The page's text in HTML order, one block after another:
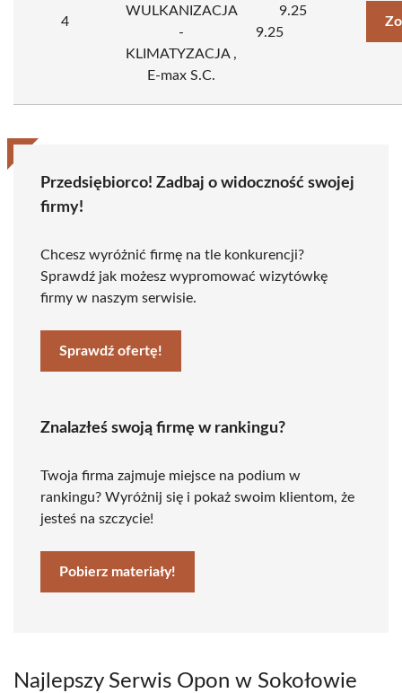
4
WULKANIZACJA
-
KLIMATYZACJA ,
E-max S.C.
9.25
9.25
Przedsiębiorco! Zadbaj o widoczność swojej
firmy!
Chcesz wyróżnić firmę na tle konkurencji?
Sprawdź jak możesz wypromować wizytówkę
firmy w naszym serwisie.
Sprawdź ofertę!
Znalazłeś swoją firmę w rankingu?
Twoja firma zajmuje miejsce na podium w
rankingu? Wyróżnij się i pokaż swoim klientom, że
jesteś na szczycie!
Pobierz materiały!
Najlepszy Serwis Opon w Sokołowie